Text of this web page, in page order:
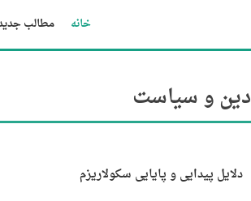
خانه مطالب
دین و سیاست
‌دلایل‌ پیدایی‌ و ‌‌پایایی‌ سکولاریزم